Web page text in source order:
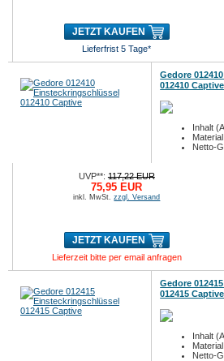
JETZT KAUFEN
Lieferfrist 5 Tage*
Gedore
012410 Captive
Inhalt
Netto-
UVP**:117,22 EUR
75,95 EUR
inkl. MwSt.zzgl. Versand
JETZT KAUFEN
Lieferzeit bitte per email anfragen
Gedore
012415 Captive
Inhalt
Netto-